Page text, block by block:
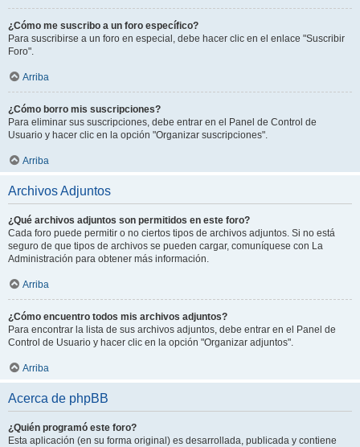
¿Cómo me suscribo a un foro específico?
Para suscribirse a un foro en especial, debe hacer clic en el enlace "Suscribir
Foro".
Arriba
¿Cómo borro mis suscripciones?
Para eliminar sus suscripciones, debe entrar en el Panel de Control de
Usuario y hacer clic en la opción "Organizar suscripciones".
Arriba
Archivos Adjuntos
¿Qué archivos adjuntos son permitidos en este foro?
Cada foro puede permitir o no ciertos tipos de archivos adjuntos. Si no está
seguro de que tipos de archivos se pueden cargar, comuníquese con La
Administración para obtener más información.
Arriba
¿Cómo encuentro todos mis archivos adjuntos?
Para encontrar la lista de sus archivos adjuntos, debe entrar en el Panel de
Control de Usuario y hacer clic en la opción "Organizar adjuntos".
Arriba
Acerca de phpBB
¿Quién programó este foro?
Esta aplicación (en su forma original) es desarrollada, publicada y contiene